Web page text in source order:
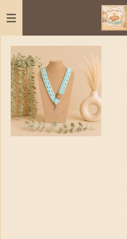
direct
naar
hoofdinhoud